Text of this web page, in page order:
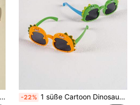
-22% 1 süße Cartoon Dinosaurier Design Kinderbrillen, Dinosaurier Baby Kostüm Brillen